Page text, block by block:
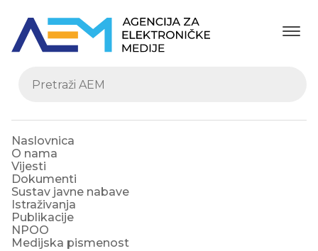
Naslovnica
O nama
Vijesti
Dokumenti
Sustav javne nabave
Istraživanja
Publikacije
NPOO
Medijska pismenost